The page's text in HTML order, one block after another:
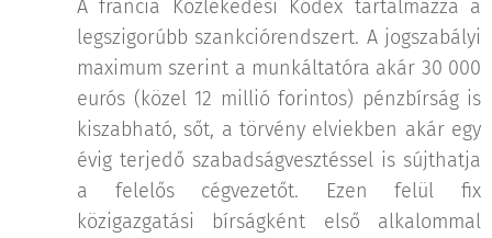
A francia Közlekedési Kódex tartalmazza a
legszigorúbb szankciórendszert. A jogszabályi
maximum szerint a munkáltatóra akár 30 000
eurós (közel 12 millió forintos) pénzbírság is
kiszabható, sőt, a törvény elviekben akár egy
évig terjedő szabadságvesztéssel is sújthatja
a felelős cégvezetőt. Ezen felül fix
közigazgatási bírságként első alkalommal